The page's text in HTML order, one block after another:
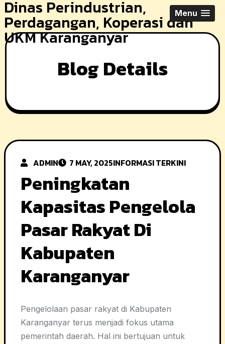
Skip
to
content
Dinas Perindustrian,
Perdagangan, Koperasi dan
UKM Karanganyar
Menu
Blog Details
ADMIN 7 MAY, 2025INFORMASI TERKINI
Peningkatan
Kapasitas Pengelola
Pasar Rakyat Di
Kabupaten
Karanganyar
Pengelolaan pasar rakyat di Kabupaten
Karanganyar terus menjadi fokus utama
pemerintah daerah. Hal ini bertujuan untuk